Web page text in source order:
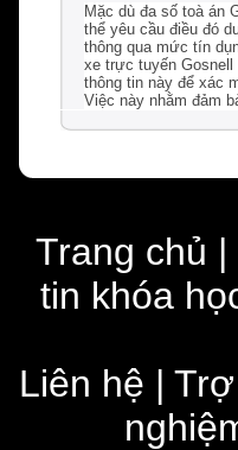
Mặc dù đa số toà án
thể yêu cầu điều đó
thông qua mức tín
xe trực tuyến Gosnell
thông tin này để xác
Việc này nhằm đảm
Trang chủ |
tin khóa
Liên hệ |